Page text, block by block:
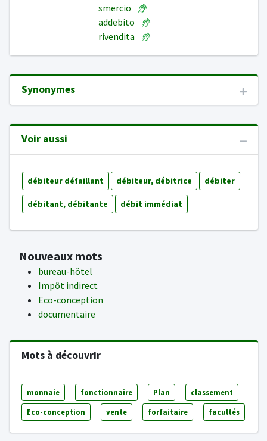
smercio
addebito
rivendita
Synonymes
Voir aussi
débiteur défaillant débiteur, débitrice débiter
débitant, débitante débit immédiat
Nouveaux mots
bureau-hôtel
Impôt indirect
Eco-conception
documentaire
Mots à découvrir
monnaie fonctionnaire Plan classement
Eco-conception vente forfaitaire facultés